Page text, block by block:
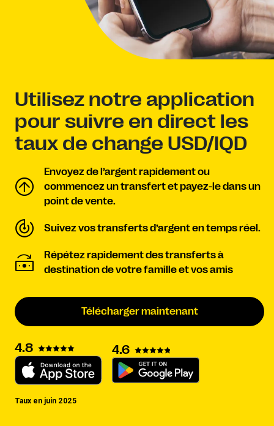
Utilisez notre application
pour suivre en direct les
taux de change USD/IQD
Envoyez de l’argent rapidement ou
commencez un transfert et payez-le dans un
point de vente.
Suivez vos transferts d’argent en temps réel.
Répétez rapidement des transferts à
destination de votre famille et vos amis
Télécharger maintenant
4.8 4.6
Taux en juin 2025